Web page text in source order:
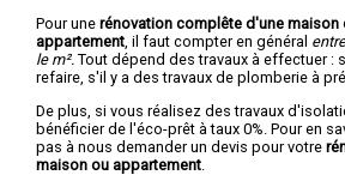
Pour une rénovation complête d'une maison
appartement , il faut compter en général
le m². Tout dépend des travaux à effectuer :
refaire, s'il y a des travaux de plomberie à
De plus, si vous réalisez des travaux
bénéficier de l'éco-prêt à taux 0%. Pour en
pas à nous demander un devis pour votre
maison ou appartement